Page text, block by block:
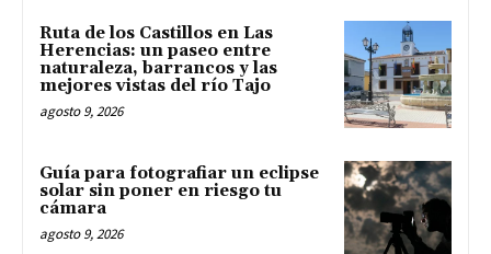
Ruta de los Castillos en Las
Herencias: un paseo entre
naturaleza, barrancos y las
mejores vistas del río Tajo
agosto 9, 2026
Guía para fotografiar un eclipse
solar sin poner en riesgo tu
cámara
agosto 9, 2026